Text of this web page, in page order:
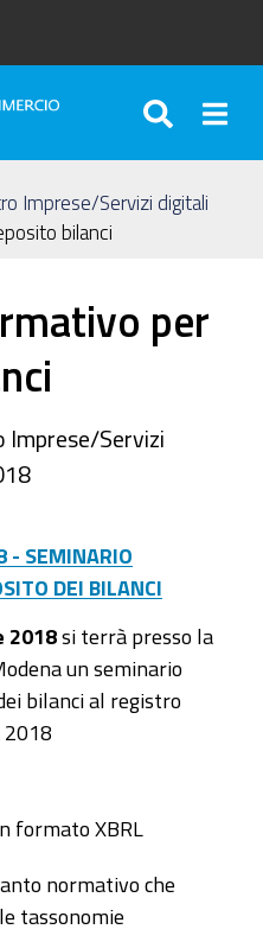
Imprese/Servizi digitali
bilanci
per
Imprese/Servizi
- SEMINARIO
DEI BILANCI
2018 si terrà presso la
un seminario
bilanci al registro
2018
formato XBRL
normativo che
tassonomie